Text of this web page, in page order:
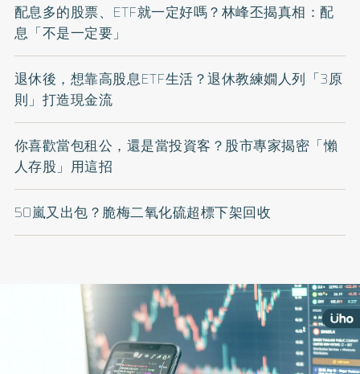
配息多的股票、ETF就一定好嗎？林峰丕揭真相：配
息「不是一定要」
退休後，想靠高股息ETF生活？退休教練嫺人列「3原
則」打造現金流
你喜歡當包租公，還是當投資客？股市專家揭密「懶
人存股」用這招
50嵐又出包？脆梅二氧化硫超標下架回收